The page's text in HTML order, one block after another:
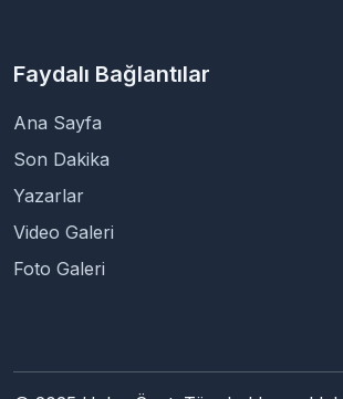
Faydalı Bağlantılar
Ana Sayfa
Son Dakika
Yazarlar
Video Galeri
Foto Galeri